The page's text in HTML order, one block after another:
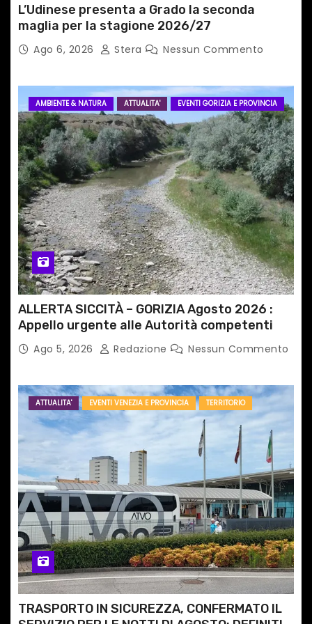
i
L’Udinese presenta a Grado la seconda
maglia per la stagione 2026/27
Ago 6, 2026 Stera Nessun Commento
AMBIENTE & NATURA ATTUALITA' EVENTI GORIZIA E PROVINCIA
ALLERTA SICCITÀ – GORIZIA Agosto 2026 :
Appello urgente alle Autorità competenti
Ago 5, 2026 Redazione Nessun Commento
ATTUALITA' EVENTI VENEZIA E PROVINCIA TERRITORIO
TRASPORTO IN SICUREZZA, CONFERMATO IL